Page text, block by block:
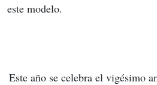
este modelo.
Este año se celebra el vigésimo